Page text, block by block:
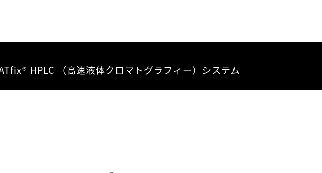
HPLC （高速液体クロマトグラフィー）システム